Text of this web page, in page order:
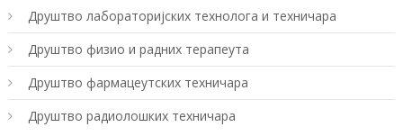
Друштво лабoраторијских технолога и техничара
Друштво физио и радних терапеута
Друштво фармацеутских техничара
Друштво радиолошких техничара